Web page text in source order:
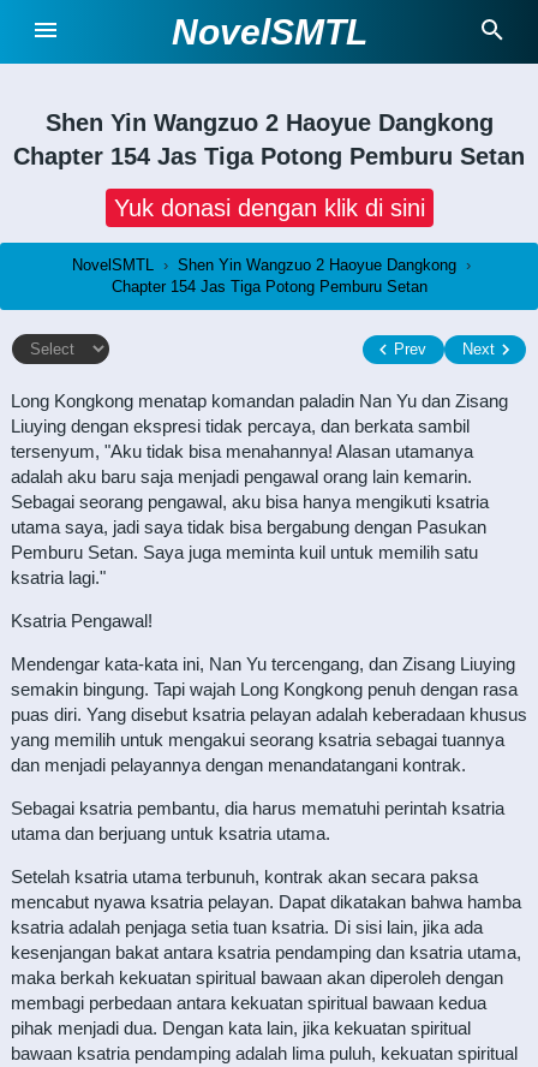
NovelSMTL
Shen Yin Wangzuo 2 Haoyue Dangkong
Chapter 154 Jas Tiga Potong Pemburu Setan
Yuk donasi dengan klik di sini
NovelSMTL › Shen Yin Wangzuo 2 Haoyue Dangkong ›
Chapter 154 Jas Tiga Potong Pemburu Setan
Prev Next
Long Kongkong menatap komandan paladin Nan Yu dan Zisang
Liuying dengan ekspresi tidak percaya, dan berkata sambil
tersenyum, "Aku tidak bisa menahannya! Alasan utamanya
adalah aku baru saja menjadi pengawal orang lain kemarin.
Sebagai seorang pengawal, aku bisa hanya mengikuti ksatria
utama saya, jadi saya tidak bisa bergabung dengan Pasukan
Pemburu Setan. Saya juga meminta kuil untuk memilih satu
ksatria lagi."
Ksatria Pengawal!
Mendengar kata-kata ini, Nan Yu tercengang, dan Zisang Liuying
semakin bingung. Tapi wajah Long Kongkong penuh dengan rasa
puas diri. Yang disebut ksatria pelayan adalah keberadaan khusus
yang memilih untuk mengakui seorang ksatria sebagai tuannya
dan menjadi pelayannya dengan menandatangani kontrak.
Sebagai ksatria pembantu, dia harus mematuhi perintah ksatria
utama dan berjuang untuk ksatria utama.
Setelah ksatria utama terbunuh, kontrak akan secara paksa
mencabut nyawa ksatria pelayan. Dapat dikatakan bahwa hamba
ksatria adalah penjaga setia tuan ksatria. Di sisi lain, jika ada
kesenjangan bakat antara ksatria pendamping dan ksatria utama,
maka berkah kekuatan spiritual bawaan akan diperoleh dengan
membagi perbedaan antara kekuatan spiritual bawaan kedua
pihak menjadi dua. Dengan kata lain, jika kekuatan spiritual
bawaan ksatria pendamping adalah lima puluh, kekuatan spiritual